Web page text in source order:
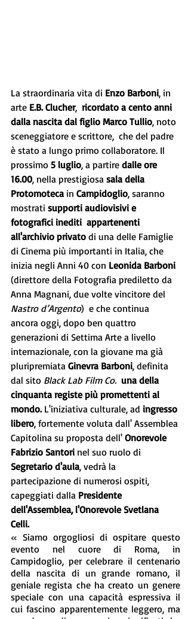
La straordinaria vita di Enzo Barboni, in
arte E.B. Clucher, ricordato a cento anni
dalla nascita dal figlio Marco Tullio, noto
sceneggiatore e scrittore,  che del padre
è stato a lungo primo collaboratore. Il
prossimo 5 luglio, a partire dalle ore
16.00, nella prestigiosa sala della
Protomoteca in Campidoglio, saranno
mostrati supporti audiovisivi e
fotografici inediti  appartenenti
all'archivio privato di una delle Famiglie
di Cinema più importanti in Italia, che
inizia negli Anni 40 con Leonida Barboni
(direttore della Fotografia prediletto da
Anna Magnani, due volte vincitore del
Nastro d’Argento)  e che continua
ancora oggi, dopo ben quattro
generazioni di Settima Arte a livello
internazionale, con la giovane ma già
pluripremiata Ginevra Barboni, definita
dal sito Black Lab Film Co. una della
cinquanta registe più promettenti al
mondo. L'iniziativa culturale, ad ingresso
libero, fortemente voluta dall' Assemblea
Capitolina su proposta dell' Onorevole
Fabrizio Santori nel suo ruolo di
Segretario d'aula, vedrà la
partecipazione di numerosi ospiti,
capeggiati dalla Presidente
dell'Assemblea, l'Onorevole Svetlana
Celli.
« Siamo orgogliosi di ospitare questo
evento nel cuore di Roma, in
Campidoglio, per celebrare il centenario
della nascita di un grande romano, il
geniale regista che ha creato un genere
speciale con una capacità espressiva il
cui fascino apparentemente leggero, ma